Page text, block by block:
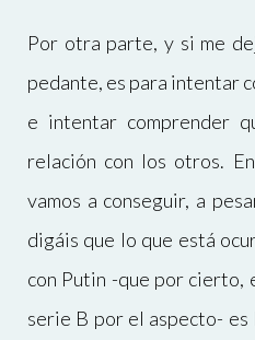
Por otra parte, y si me
pedante, es para intentar
e intentar comprender
relación con los otros.
vamos a conseguir, a
digáis que lo que está
con Putin -que por cierto,
serie B por el aspecto-